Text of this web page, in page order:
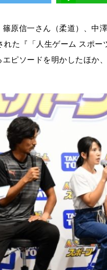
原信一さん（柔道）、中
れた『「人生ゲーム スポ
ピソードを明かしたほか